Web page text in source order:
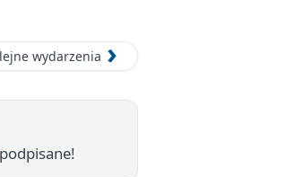
wydarzenia